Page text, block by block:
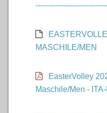
MASCHILE/MEN
EasterVolley
Maschile/Men -